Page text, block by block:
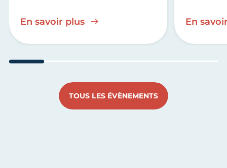
En savoir plus En
TOUS LES ÉVÈNEMENTS